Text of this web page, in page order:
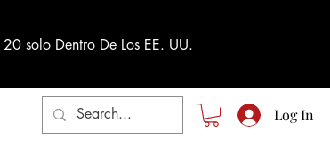
solo Dentro De Los EE. UU.
Log In